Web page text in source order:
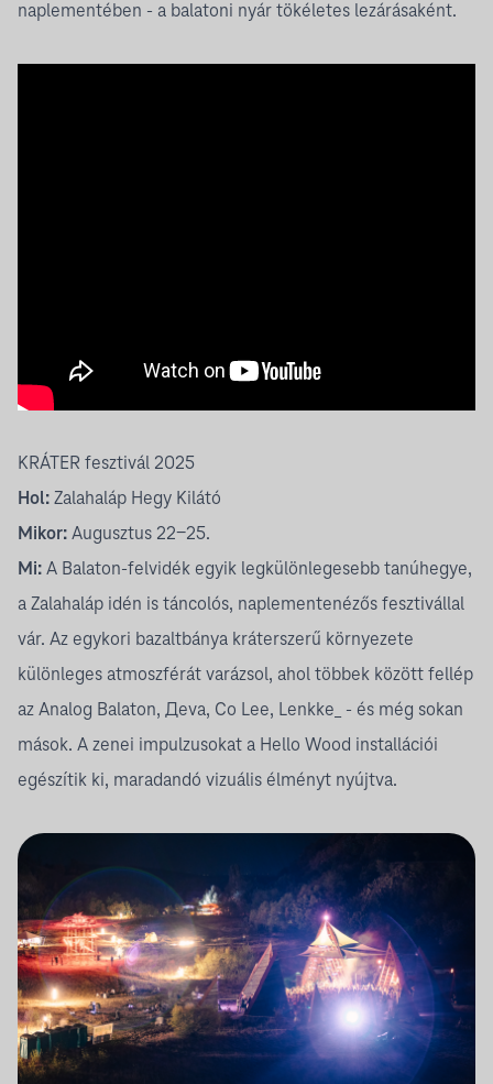
naplementében - a balatoni nyár tökéletes lezárásaként.
KRÁTER fesztivál 2025
Hol: Zalahaláp Hegy Kilátó
Mikor: Augusztus 22-25.
Mi: A Balaton-felvidék egyik legkülönlegesebb tanúhegye,
a Zalahaláp idén is táncolós, naplementenézős fesztivállal
vár. Az egykori bazaltbánya kráterszerű környezete
különleges atmoszférát varázsol, ahol többek között fellép
az Analog Balaton, Дeva, Co Lee, Lenkke_ - és még sokan
mások. A zenei impulzusokat a Hello Wood installációi
egészítik ki, maradandó vizuális élményt nyújtva.